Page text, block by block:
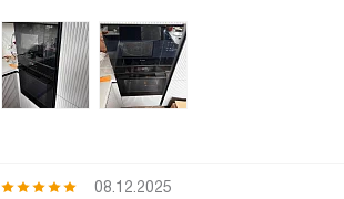
08.12.2025